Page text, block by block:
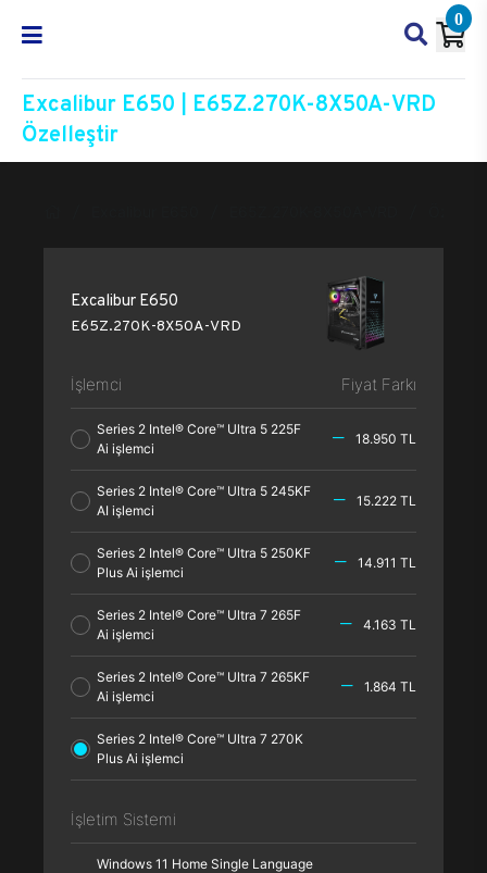
0
Excalibur E650 | E65Z.270K-8X50A-VRD
Özelleştir
Excalibur E650
E65Z.270K-8X50A-VRD
İşlemci Fiyat Farkı
Series 2 Intel® Core™ Ultra 5 225F
Ai işlemci
18.950 TL
Series 2 Intel® Core™ Ultra 5 245KF
AI işlemci
15.222 TL
Series 2 Intel® Core™ Ultra 5 250KF
Plus Ai işlemci
14.911 TL
Series 2 Intel® Core™ Ultra 7 265F
Ai işlemci
4.163 TL
Series 2 Intel® Core™ Ultra 7 265KF
Ai işlemci
1.864 TL
Series 2 Intel® Core™ Ultra 7 270K
Plus Ai işlemci
İşletim Sistemi
Windows 11 Home Single Language